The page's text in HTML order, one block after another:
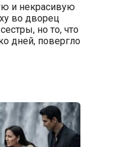
и некрасивую
во дворец
но то, что
дней, повергло